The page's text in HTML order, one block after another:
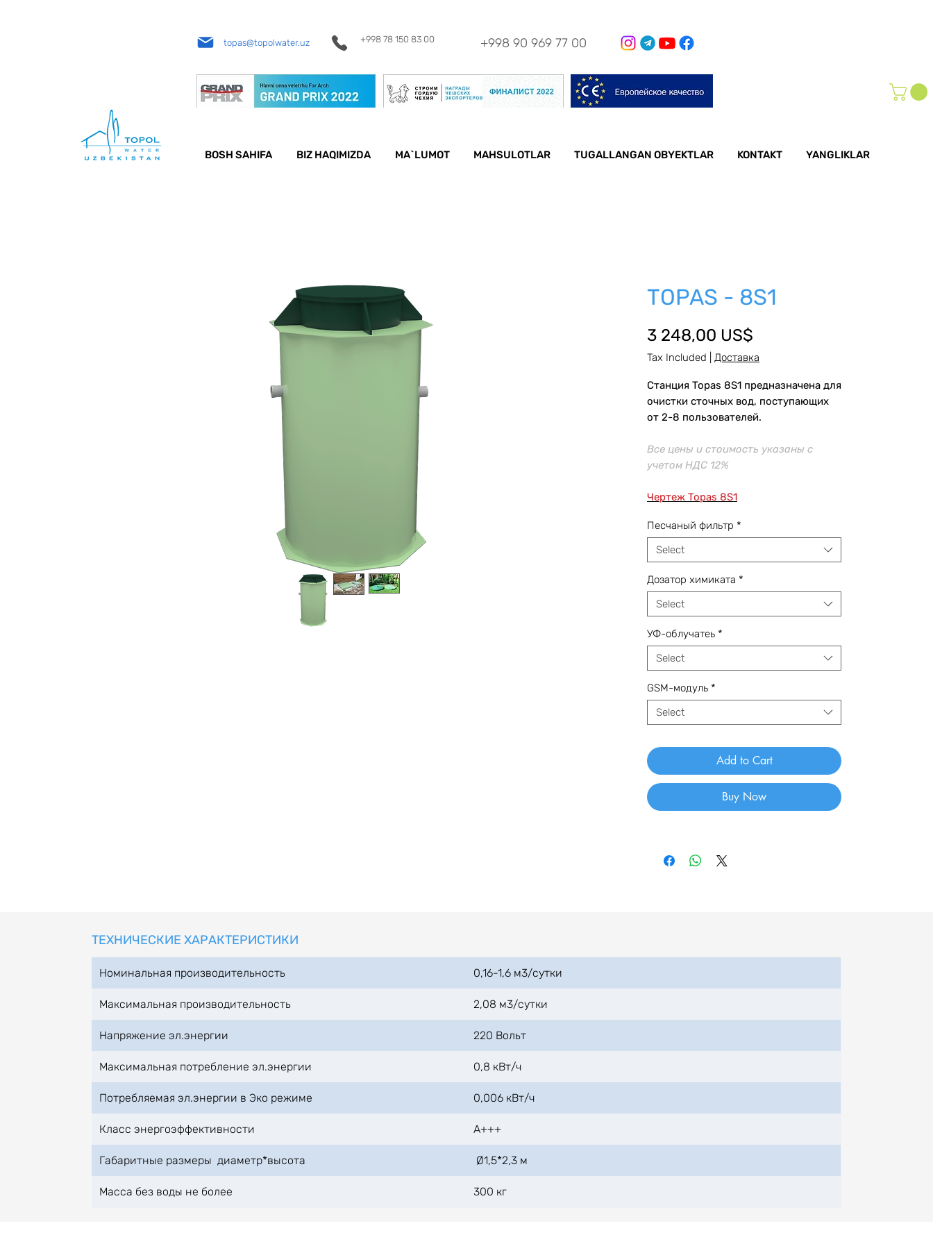
topas@topolwater.uz +998 78 150 83 00 +998 90 969 77 00
BOSH SAHIFA BIZ HAQIMIZDA MA`LUMOT MAHSULOTLAR TUGALLANGAN OBYEKTLAR KONTAKT YANGLIKLAR
TOPAS - 8S1
3 248,00 US$
Tax Included Доставка
Станция Topas 8S1 предназначена для
очистки сточных вод, поступающих
от 2-8 пользователей.
Все цены и стоимость указаны с
учетом НДС 12%
Чертеж Topas 8S1
Песчаный фильтр *
Select
Дозатор химиката *
Select
УФ-облучатеь *
Select
GSM-модуль *
Select
Add to Cart
Buy Now
ТЕХНИЧЕСКИЕ ХАРАКТЕРИСТИКИ
Номинальная производительность 0,16-1,6 м3/сутки
Максимальная производительность 2,08 м3/сутки
Напряжение эл.энергии 220 Вольт
Максимальная потребление эл.энергии 0,8 кВт/ч
Потребляемая эл.энергии в Эко режиме 0,006 кВт/ч
Класс энергоэффективности А+++
Габаритные размеры диаметр*высота Ø1,5*2,3 м
Масса без воды не более 300 кг